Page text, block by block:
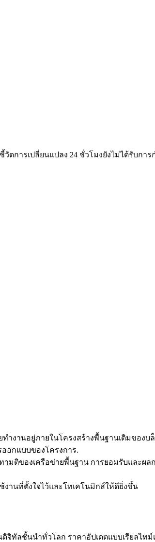
วัดการเปลี่ยนแปลง 24 ชั่วโมงยังไม่ได้รับ
ำงานอยู่ภายในโครงสร้างพื้นฐานเดิมขอ
อกแบบของโครงการ.
ติของเครือข่ายพื้นฐาน การยอมรับและผ
านที่ตั้งใจไว้และโทเคโนมิกส์ให้ดียิ่งขึ้น
ดิจิทัลชั้นนำทั่วโลก ราคาอัปเดตแบบเรียลไ